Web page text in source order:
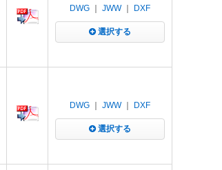
DWG JWW｜ DXF
選択する
DWG JWW｜ DXF
選択する